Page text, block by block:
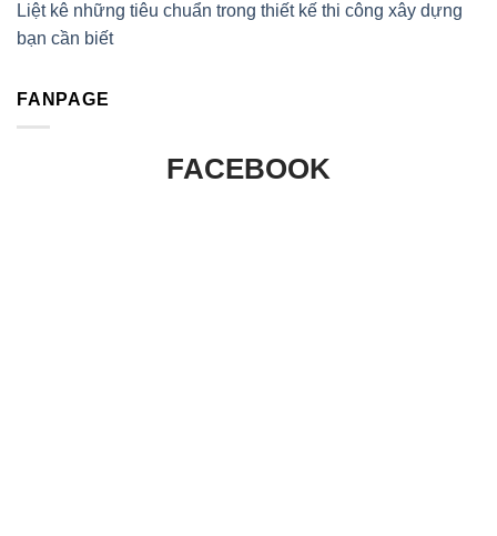
Liệt kê những tiêu chuẩn trong thiết kế thi công xây dựng
bạn cần biết
FANPAGE
FACEBOOK